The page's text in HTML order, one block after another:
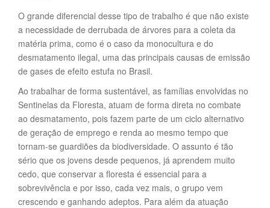
O grande diferencial desse tipo de trabalho é que não existe
a necessidade de derrubada de árvores para a coleta da
matéria prima, como é o caso da monocultura e do
desmatamento ilegal, uma das principais causas de emissão
de gases de efeito estufa no Brasil.
Ao trabalhar de forma sustentável, as famílias envolvidas no
Sentinelas da Floresta, atuam de forma direta no combate
ao desmatamento, pois fazem parte de um ciclo alternativo
de geração de emprego e renda ao mesmo tempo que
tornam-se guardiões da biodiversidade. O assunto é tão
sério que os jovens desde pequenos, já aprendem muito
cedo, que conservar a floresta é essencial para a
sobrevivência e por isso, cada vez mais, o grupo vem
crescendo e ganhando adeptos. Para além da atuação